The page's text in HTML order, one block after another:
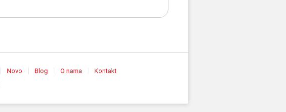
Novo Blog O nama
Kontakt